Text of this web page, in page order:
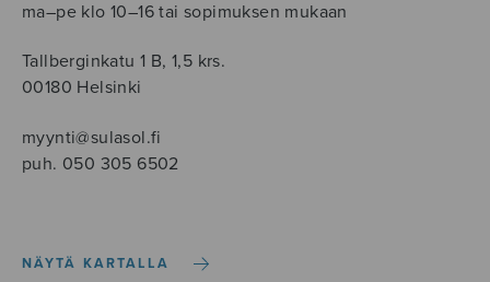
ma–pe klo 10–16 tai sopimuksen mukaan
Tallberginkatu 1 B, 1,5 krs.
00180 Helsinki
myynti@sulasol.fi
puh. 050 305 6502
NÄYTÄ KARTALLA